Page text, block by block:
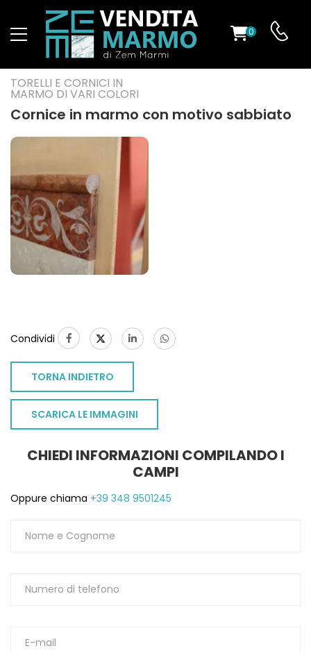
0
TORELLI E CORNICI IN
MARMO DI VARI COLORI
Cornice in marmo con motivo sabbiato
Condividi
TORNA INDIETRO
SCARICA LE IMMAGINI
CHIEDI INFORMAZIONI COMPILANDO I
CAMPI
Oppure chiama +39 348 9501245